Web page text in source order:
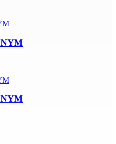
کابل مفتولی 5x2,5 سیمیا NYM
کابل مفتولی 4x2,5 سیمیا NYM